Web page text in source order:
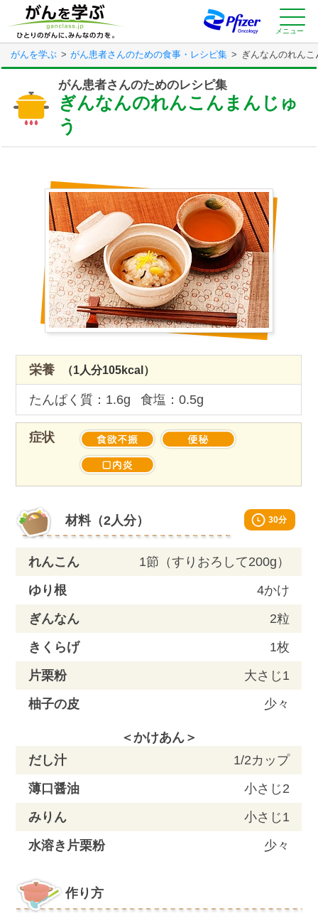
main
content
メニュー
がんを学ぶ がん患者さんのための食事・レシピ集 ぎんなんのれん
がん患者さんのためのレシピ集
ぎんなんのれんこんまんじゅ
う
栄養 （1人分105kcal）
たんぱく質：1.6g 食塩：0.5g
症状
Material
材料（2人分）
30分
れんこん
1節（すりおろして200g）
ゆり根
4かけ
ぎんなん
2粒
きくらげ
1枚
片栗粉
大さじ1
柚子の皮
少々
＜かけあん＞
だし汁
1/2カップ
薄口醤油
小さじ2
みりん
小さじ1
水溶き片栗粉
少々
作り方